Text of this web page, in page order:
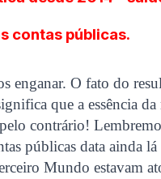
contas públicas.
enganar. O fato do
que a essência
contrário!
públicas data ainda
Mundo estavam